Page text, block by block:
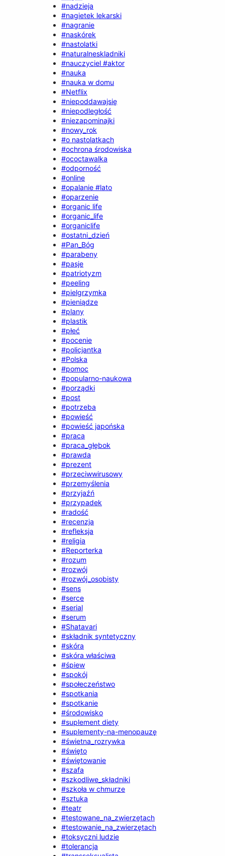
#nadzieja
#nagietek lekarski
#nagranie
#naskórek
#nastolatki
#naturalneskladniki
#nauczyciel #aktor
#nauka
#nauka w domu
#Netflix
#niepoddawajsię
#niepodległość
#niezapominajki
#nowy_rok
#o nastolatkach
#ochrona środowiska
#ococtawalka
#odporność
#online
#opalanie #lato
#oparzenie
#organic life
#organic_life
#organiclife
#ostatni_dzień
#Pan_Bóg
#parabeny
#pasje
#patriotyzm
#peeling
#pielgrzymka
#pieniądze
#plany
#plastik
#płeć
#pocenie
#policjantka
#Polska
#pomoc
#popularno-naukowa
#porządki
#post
#potrzeba
#powieść
#powieść japońska
#praca
#praca_głębok
#prawda
#prezent
#przeciwwirusowy
#przemyślenia
#przyjaźń
#przypadek
#radość
#recenzja
#refleksja
#religia
#Reporterka
#rozum
#rozwój
#rozwój_osobisty
#sens
#serce
#serial
#serum
#Shatavari
#składnik syntetyczny
#skóra
#skóra właściwa
#śpiew
#spokój
#społeczeństwo
#spotkania
#spotkanie
#środowisko
#suplement diety
#suplementy-na-menopauzę
#świetna_rozrywka
#święto
#świętowanie
#szafa
#szkodliwe_składniki
#szkoła w chmurze
#sztuka
#teatr
#testowane_na_zwierzętach
#testowanie_na_zwierzętach
#toksyczni ludzie
#tolerancja